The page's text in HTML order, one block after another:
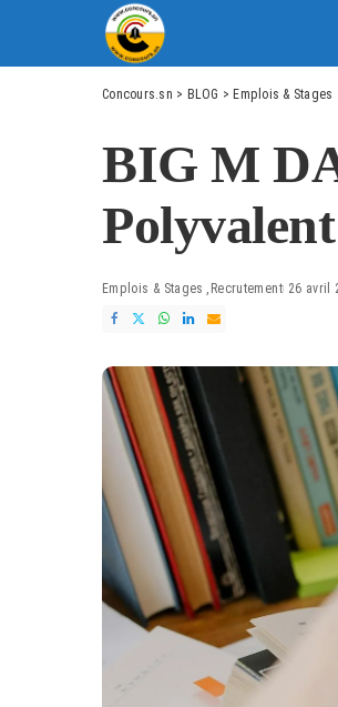
Concours.sn > BLOG > Emplois & Stages
BIG M
Polyvalent
Emplois & Stages Recrutement 26 avril